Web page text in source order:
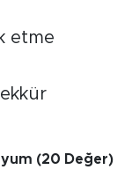
etme
(20 Değer)